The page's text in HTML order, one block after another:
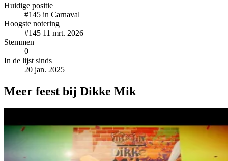
Huidige positie
#145 in Carnaval
Hoogste notering
#145 11 mrt. 2026
Stemmen
0
In de lijst sinds
20 jan. 2025
Meer feest bij Dikke Mik